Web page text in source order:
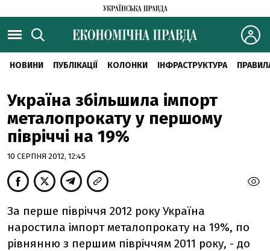
НОВИНИ ПУБЛІКАЦІЇ КОЛОНКИ ІНФРАСТРУКТУРА
Україна збільшила імпорт
металопрокату у першому
півріччі на 19%
10 СЕРПНЯ 2012, 12:45
За перше півріччя 2012 року Україна
наростила імпорт металопрокату на 19%, по
рівнянню з першим півріччям 2011 року, - до